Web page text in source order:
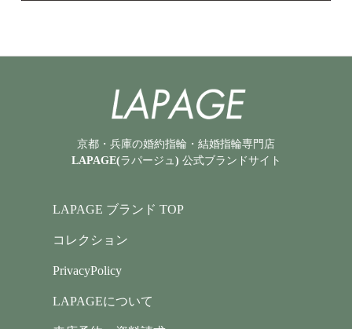
京都・兵庫の婚約指輪・結婚指輪専門店
LAPAGE(ラパージュ) 公式ブランドサイト
LAPAGE ブランド TOP
コレクション
PrivacyPolicy
LAPAGEについて